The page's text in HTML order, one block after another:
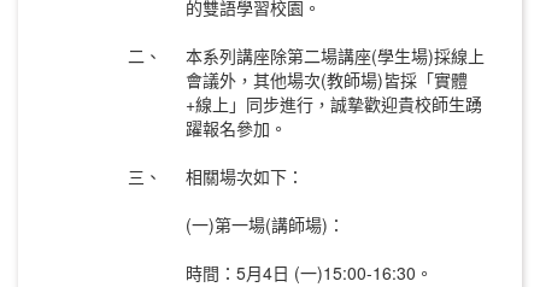
的雙語學習校園。
二、
本系列講座除第二場講座(學生場)採線上
會議外，其他場次(教師場)皆採「實體
+線上」同步進行，誠摯歡迎貴校師生踴
躍報名參加。
三、
相關場次如下：
(一)第一場(講師場)：
時間：5月4日 (一)15:00-16:30。